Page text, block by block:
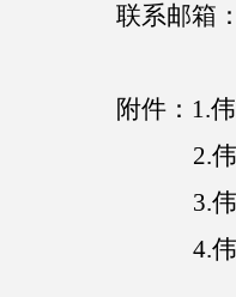
联系邮箱
附件： 1.
2.
3.
4.